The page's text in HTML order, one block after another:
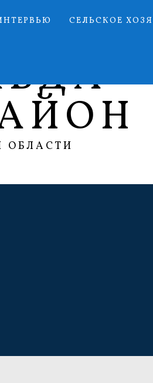
СЕЛЬСКОЕ
ОБЛАСТИ